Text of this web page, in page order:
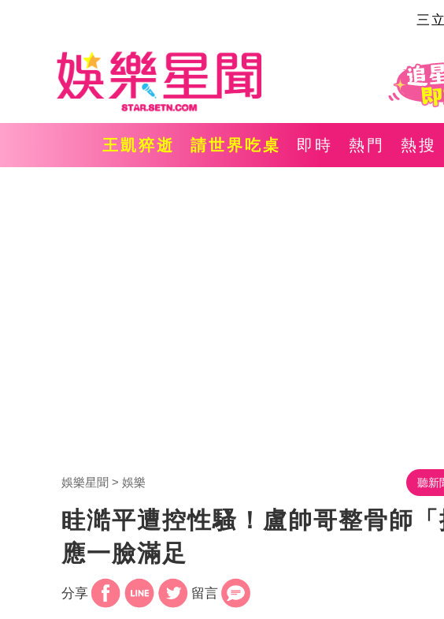
三
王凱猝逝 請世界吃桌 即時 熱門 熱搜
娛樂星聞 娛樂 聽新
眭澔平遭控性騷！盧帥哥整骨師
應一臉滿足
分享 留言